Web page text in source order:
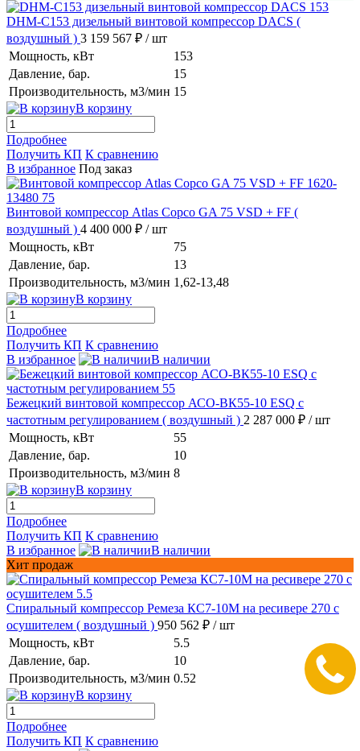
DHM-C153 дизельный винтовой компрессор DACS (
воздушный ) 3 159 567 ₽ / шт
Мощность, кВт
153
Давление, бар.
15
Производительность, м3/мин 15
В корзину
Подробнее
Получить КП К сравнению
В избранное Под заказ
Винтовой компрессор Atlas Copco GA 75 VSD + FF (
воздушный ) 4 400 000 ₽ / шт
Мощность, кВт
75
Давление, бар.
13
Производительность, м3/мин 1,62-13,48
В корзину
Подробнее
Получить КП К сравнению
В избранное
В наличии
Бежецкий винтовой компрессор АСО-ВК55-10 ESQ с
частотным регулированием ( воздушный ) 2 287 000 ₽ / шт
Мощность, кВт
55
Давление, бар.
10
Производительность, м3/мин 8
В корзину
Подробнее
Получить КП К сравнению
В избранное
В наличии
Хит продаж
Спиральный компрессор Ремеза КС7-10М на ресивере 270 с
осушителем ( воздушный ) 950 562 ₽ / шт
Мощность, кВт
5.5
Давление, бар.
10
Производительность, м3/мин 0.52
В корзину
Подробнее
Получить КП К сравнению